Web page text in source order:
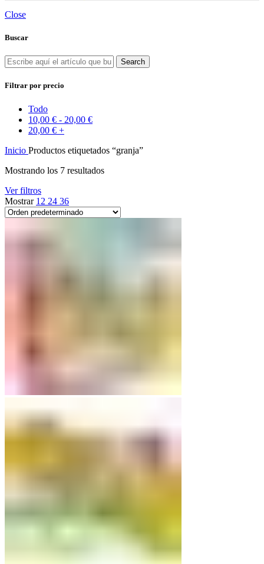
Close
Buscar
Search
Filtrar por precio
Todo
10,00 € - 20,00 €
20,00 € +
Inicio Productos etiquetados “granja”
Mostrando los 7 resultados
Ver filtros
Mostrar 12 24 36